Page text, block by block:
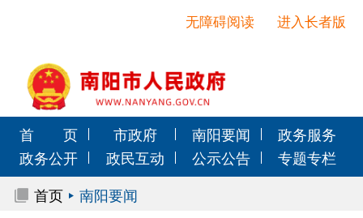
进入长者版
无障碍阅读
首 页 市政府 南阳要闻
政务服务
政务公开
政民互动 公示公告
专题专栏
首页
南阳要闻